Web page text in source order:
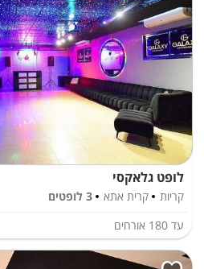
לופט גלאקסי
קריות קרית אתא
3 לופטים
עד 180 אורחים